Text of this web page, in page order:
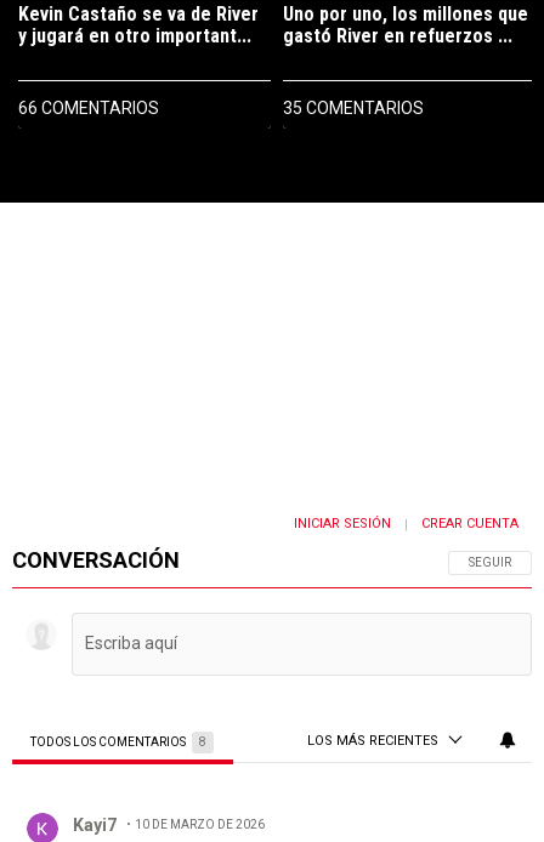
Kevin Castaño se va de River
y jugará en otro important...
66 COMENTARIOS
Uno por uno, los millones que
gastó River en refuerzos ...
35 COMENTARIOS
CONVERSACIÓN SIGA ESTA
SEGUIR
INICIAR SESIÓN CREAR CUENTA
TODOS LOS COMENTARIOS 8 LOS MÁS RECIENTES
Kayi7 10 DE MARZO DE 2026